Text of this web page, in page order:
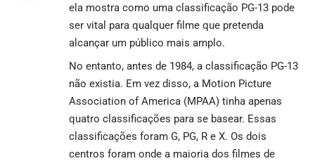
ela mostra como uma classificação PG-13 pode
ser vital para qualquer filme que pretenda
alcançar um público mais amplo.
No entanto, antes de 1984, a classificação PG-13
não existia. Em vez disso, a Motion Picture
Association of America (MPAA) tinha apenas
quatro classificações para se basear. Essas
classificações foram G, PG, R e X. Os dois
centros foram onde a maioria dos filmes de